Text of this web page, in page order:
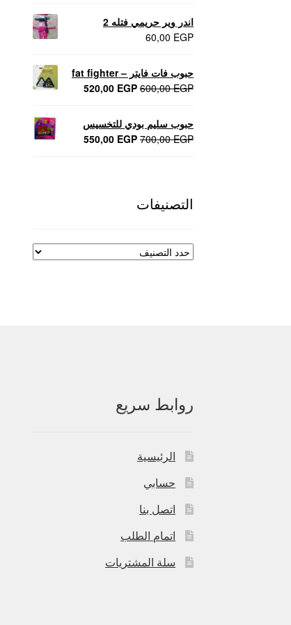
اندر وير حريمي فتله 2
60,00 EGP
حبوب فات فايتر – fat fighter
600,00EGP
السعر
600,00 EGP.
520,00 EGP
السعر
520,00 EGP.
حبوب سليم بودي للتخسيس
700,00EGP
السعر550,00 EGP
السعر
التصنيفات
روابط سريع
الرئيسية
حسابي
اتصل بنا
اتمام الطلب
سلة المشتريات